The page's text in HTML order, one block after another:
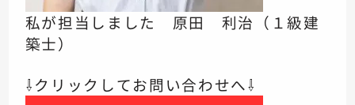
私が担当しました 原田 利治（１級建
築士）
⇩クリックしてお問い合わせへ⇩